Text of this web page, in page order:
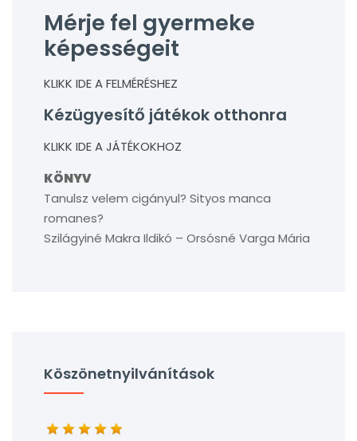
Mérje fel gyermeke
képességeit
KLIKK IDE A FELMÉRÉSHEZ
Kézügyesítő játékok otthonra
KLIKK IDE A JÁTÉKOKHOZ
KÖNYV
Tanulsz velem cigányul? Sityos manca
romanes?
Szilágyiné Makra Ildikó – Orsósné Varga Mária
Köszönetnyilvánítások